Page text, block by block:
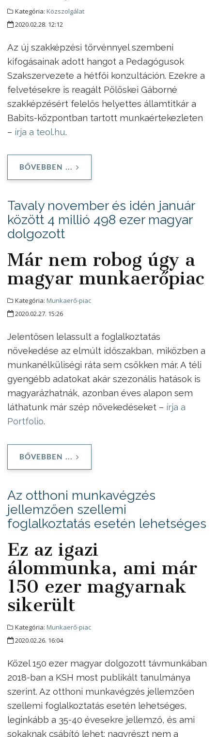
Kategória: Közszolgálat
2020.02.28. 12:12
Az új szakképzési törvénnyel szembeni
kifogásainak adott hangot a Pedagógusok
Szakszervezete a hétfői konzultáción. Ezekre a
felvetésekre is reagált Pölöskei Gáborné
szakképzésért felelős helyettes államtitkár a
Babits-központban tartott munkaértekezleten
– írja a teol.hu.
BŐVEBBEN ...
Tavaly november és idén január
között 4 millió 498 ezer magyar
dolgozott
Már nem robog úgy a
magyar munkaerőpiac
Kategória: Munkaerő-piac
2020.02.27. 15:26
Jelentősen lelassult a foglalkoztatás
növekedése az elmúlt időszakban, miközben a
munkanélküliségi ráta sem csökken már. A téli
gyengébb adatokat akár szezonális hatások is
magyarázhatnák, azonban éves alapon sem
láthatunk már szép növekedéseket – írja a
Portfolio.
BŐVEBBEN ...
Az otthoni munkavégzés
jellemzően szellemi
foglalkoztatás esetén lehetséges
Ez az igazi
álommunka, ami már
150 ezer magyarnak
sikerült
Kategória: Munkaerő-piac
2020.02.26. 16:04
Közel 150 ezer magyar dolgozott távmunkában
2018-ban a KSH most publikált tanulmánya
szerint. Az otthoni munkavégzés jellemzően
szellemi foglalkoztatás esetén lehetséges,
leginkább a 35-40 évesekre jellemző, és ami
sokaknak csábító lehet: nagyrészt nem a